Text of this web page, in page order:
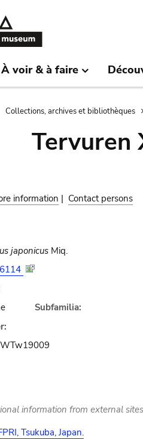
À voir & à faire
Collections, archives et bibliothèques
Tervuren
information | Contact persons
japonicusMiq.
Subfamilia:
information from external sites
Tsukuba, Japan.